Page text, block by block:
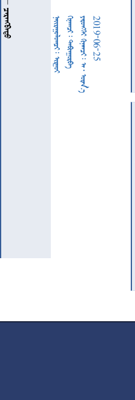
         2019-06-25